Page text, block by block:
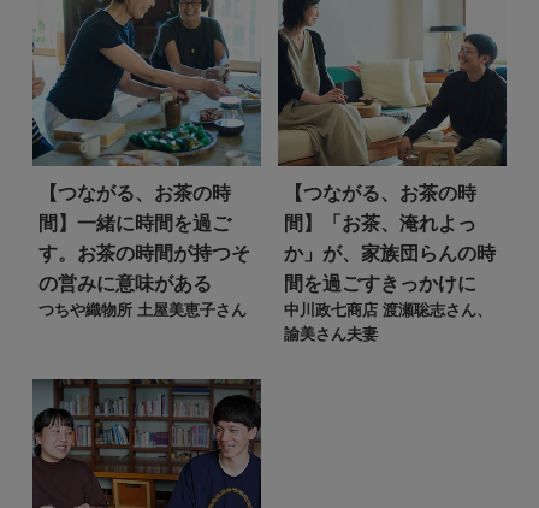
【つながる、お茶の時
間】一緒に時間を過ご
す。お茶の時間が持つそ
の営みに意味がある
つちや織物所 土屋美恵子さん
【つながる、お茶の時
間】
「お茶、淹れよっ
か」が、家族団らんの時
間を過ごすきっかけに
中川政七商店 渡瀬聡志さん、
諭美さん夫妻